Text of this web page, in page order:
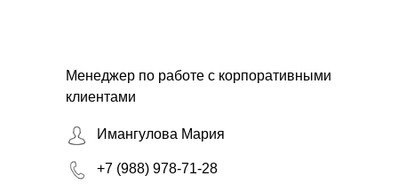
Менеджер по работе с корпоративными
клиентами
Имангулова Мария
+7 (988) 978-71-28